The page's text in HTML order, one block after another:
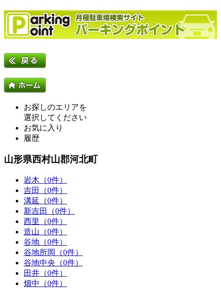
お探しのエリアを
選択してください
お気に入り
履歴
山形県西村山郡河北町
岩木（0件）
吉田（0件）
溝延（0件）
新吉田（0件）
西里（0件）
造山（0件）
谷地（0件）
谷地所岡（0件）
谷地中央（0件）
田井（0件）
畑中（0件）